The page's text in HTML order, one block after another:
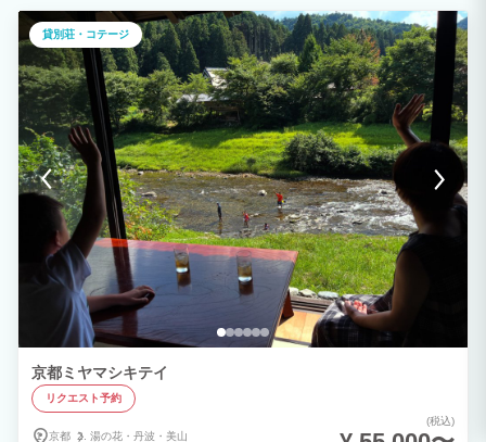
1,500円 ※わんちゃんと一緒にテラスかBBQハウスでお食事が可能です。 ※一緒のお
布団でお休みいただくことも可能です。
貸別荘・コテージ
京都ミヤマシキテイ
リクエスト予約
京都 湯の花・ 丹波・ 美山
(税込)